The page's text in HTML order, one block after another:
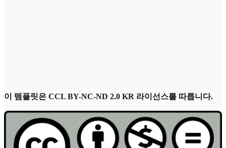
이 템플릿은 CCL BY-NC-ND 2.0 KR 라이선스를 따릅니다.